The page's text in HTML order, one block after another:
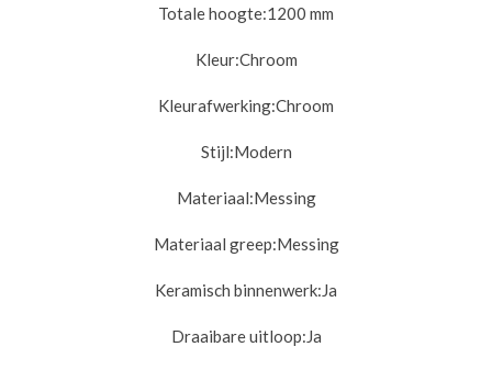
Totale hoogte:1200 mm
Kleur:Chroom
Kleurafwerking:Chroom
Stijl:Modern
Materiaal:Messing
Materiaal greep:Messing
Keramisch binnenwerk:Ja
Draaibare uitloop:Ja